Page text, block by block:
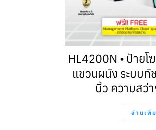
HL4200N • ป้าย
แขวนผนัง ระบบ
นิ้ว ความสว่
อ่านเพิ่